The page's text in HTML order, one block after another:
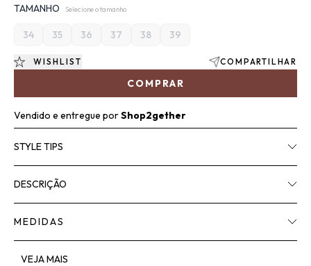
TAMANHO Selecione o tamanho
34 35 36 37 38 39
COMPRAR
WISHLIST COMPARTILHAR
Vendido e entregue porShop2gether
STYLE TIPS
DESCRIÇÃO
MEDIDAS
VEJA MAIS